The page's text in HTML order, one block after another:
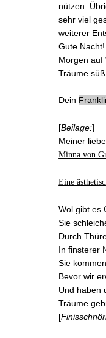
nützen.
sehr viel
weiterer
Gute
Morgen auf
Träume
Dein
[Beilage:]
Meiner
Minna von
Eine
Wol gibt es
Sie
Durch
In finsterer
Sie
Bevor wir
Und haben
Träume
[